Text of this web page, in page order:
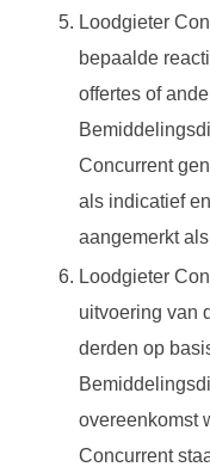
Loodgieter
bepaalde
offertes of
Concurrent
als indicatief
aangemerkt
Loodgieter
uitvoering van
derden op
overeenkomst
Concurrent